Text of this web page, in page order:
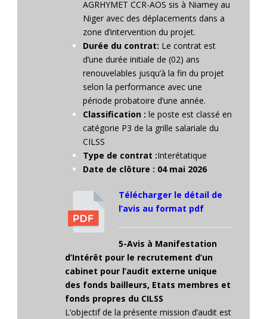
AGRHYMET CCR-AOS sis à Niamey au
Niger avec des déplacements dans a
zone d’intervention du projet.
Durée du contrat: Le contrat est
d’une durée initiale de (02) ans
renouvelables jusqu’à la fin du projet
selon la performance avec une
période probatoire d’une année.
Classification : le poste est classé en
catégorie P3 de la grille salariale du
CILSS
Type de contrat :Interétatique
Date de clôture : 04 mai 2026
Télécharger le détail de
l’avis au format pdf
5-Avis à Manifestation
d’Intérêt pour le recrutement d’un
cabinet pour l’audit externe unique
des fonds bailleurs, Etats membres et
fonds propres du CILSS
L’objectif de la présente mission d’audit est